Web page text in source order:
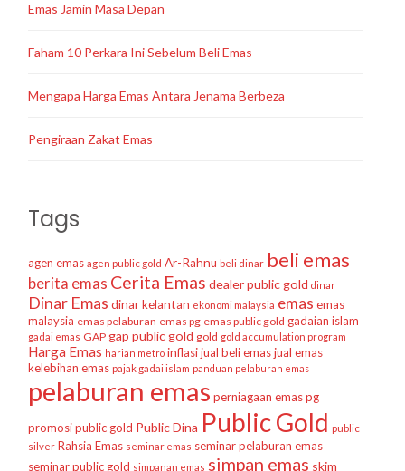
Emas Jamin Masa Depan
Faham 10 Perkara Ini Sebelum Beli Emas
Mengapa Harga Emas Antara Jenama Berbeza
Pengiraan Zakat Emas
Tags
agen emas agen public gold Ar-Rahnu beli dinar beli emas
berita emas Cerita Emas dealer public gold dinar
Dinar Emas dinar kelantan ekonomi malaysia emas emas
malaysia emas pelaburan emas pg emas public gold gadaian islam
gadai emas GAP gap public gold gold gold accumulation program
Harga Emas harian metro inflasijual beli emasjual emas
kelebihan emas pajak gadai islam panduan pelaburan emas
pelaburan emas perniagaan emaspg
promosi public gold Public Dina Public Gold public
silver Rahsia Emas seminar emas seminar pelaburan emas
seminar public gold simpanan emas simpan emas skim